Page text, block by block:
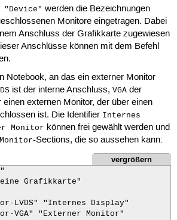
"Device" werden die Bezeichnungen
Monitore eingetragen. Dabei
Anschluss der Grafikkarte zugewiesen
Anschlüsse können mit dem Befehl
Notebook, an das ein externer Monitor
ist der interne Anschluss, VGAder
externen Monitor, der über einen
ist. Die Identifier Internes
Monitor können frei gewählt werden und
Monitor-Sections, die so aussehen kann:
vergrößern
Grafikkarte"
LVDS" "Internes Display"
VGA" "Externer Monitor"